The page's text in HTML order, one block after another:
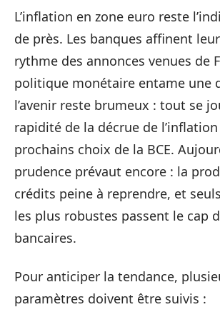
L’inflation en zone euro reste
de près. Les banques affinent
rythme des annonces venues de
politique monétaire entame une
l’avenir reste brumeux : tout se
rapidité de la décrue de
prochains choix de la BCE.
prudence prévaut encore : la
crédits peine à reprendre, et
les plus robustes passent le cap
bancaires.
Pour anticiper la tendance,
paramètres doivent être suivis :